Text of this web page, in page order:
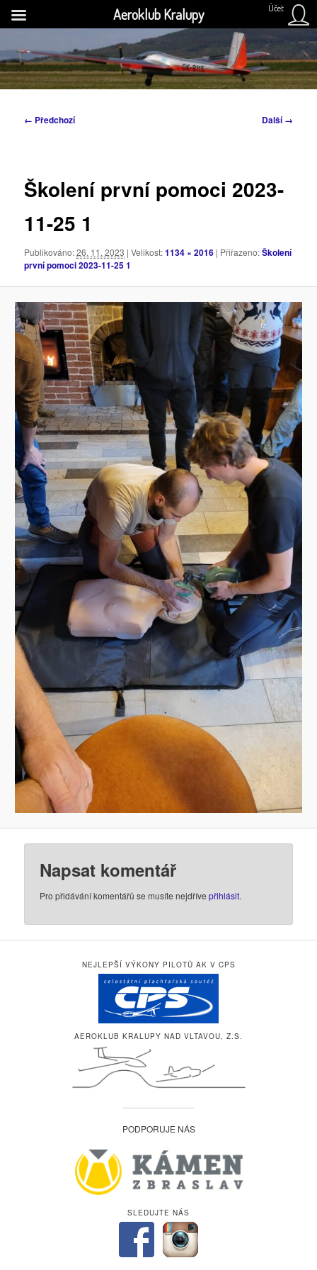
k
hlavnímu
obsahuAeroklub Kralupy nad Vltavou
Navigace
← Předchozí Další →
Školení první pomoci 2023-
11-25 1
Publikováno:26. 11. 2023 | Velikost:1134 × 2016 | Přiřazeno:Školení
první pomoci 2023-11-25 1
Napsat komentář
Pro přidávání komentářů se musíte nejdřívepřihlásit.
NEJLEPŠÍ VÝKONY PILOTŮ AK V CPS
AEROKLUB KRALUPY NAD VLTAVOU, Z.S.
PODPORUJE NÁS
SLEDUJTE NÁS
Aeroklub Kralupy Účet